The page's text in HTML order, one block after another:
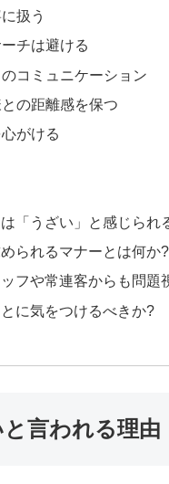
扱う
チは避ける
コミュニケーション
の距離感を保つ
がける
「うざい」と感じられ
られるマナーとは何か?
フや常連客からも問題
に気をつけるべきか?
言われる理由